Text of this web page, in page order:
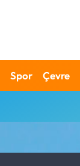
Spor Çevre